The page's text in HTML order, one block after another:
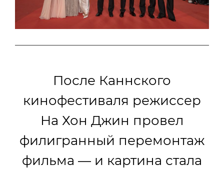
После Каннского
кинофестиваля режиссер
На Хон Джин провел
филигранный перемонтаж
фильма — и картина стала